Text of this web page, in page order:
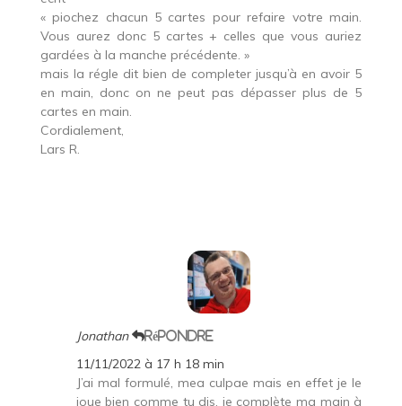
« piochez chacun 5 cartes pour refaire votre main.
Vous aurez donc 5 cartes + celles que vous auriez
gardées à la manche précédente. »
mais la régle dit bien de completer jusqu’à en avoir 5
en main, donc on ne peut pas dépasser plus de 5
cartes en main.
Cordialement,
Lars R.
Jonathan Répondre
11/11/2022 à 17 h 18 min
J’ai mal formulé, mea culpae mais en effet je le
joue bien comme tu dis, je complète ma main à